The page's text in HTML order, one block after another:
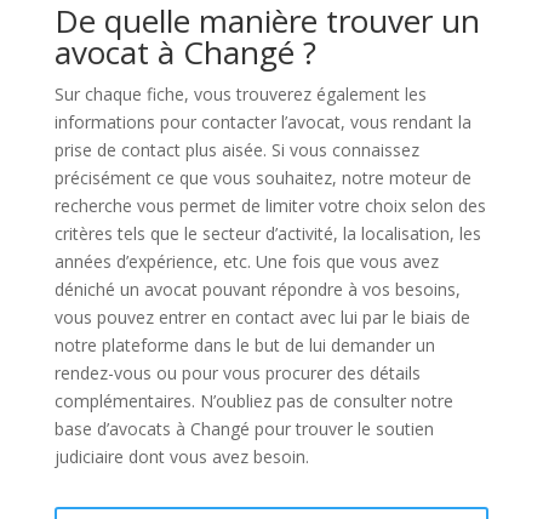
De quelle manière trouver un
avocat à Changé ?
Sur chaque fiche, vous trouverez également les
informations pour contacter l’avocat, vous rendant la
prise de contact plus aisée. Si vous connaissez
précisément ce que vous souhaitez, notre moteur de
recherche vous permet de limiter votre choix selon des
critères tels que le secteur d’activité, la localisation, les
années d’expérience, etc. Une fois que vous avez
déniché un avocat pouvant répondre à vos besoins,
vous pouvez entrer en contact avec lui par le biais de
notre plateforme dans le but de lui demander un
rendez-vous ou pour vous procurer des détails
complémentaires. N’oubliez pas de consulter notre
base d’avocats à Changé pour trouver le soutien
judiciaire dont vous avez besoin.